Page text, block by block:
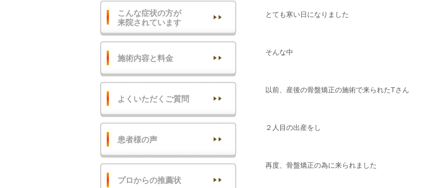
とても寒い日になりました
そんな中
以前、産後の骨盤矯正の施術で来られたTさん
２人目の出産をし
再度、骨盤矯正の為に来られました
こんな症状の方が
来院されています
施術内容と料金
よくいただくご質問
患者様の声
プロからの推薦状